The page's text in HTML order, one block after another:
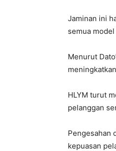
Jaminan ini
semua
Menurut
HLYM turut
pelanggan
Pengesahan
kepuasan